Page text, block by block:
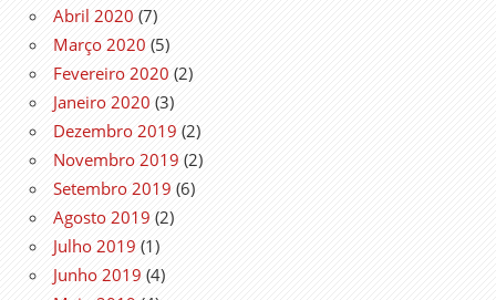
Abril 2020 (7)
Março 2020 (5)
Fevereiro 2020 (2)
Janeiro 2020 (3)
Dezembro 2019 (2)
Novembro 2019 (2)
Setembro 2019 (6)
Agosto 2019 (2)
Julho 2019 (1)
Junho 2019 (4)